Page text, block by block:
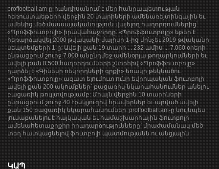
proffootball.am-ը հանդիսանում է մեր հանրապետության
հեռուստաեթերի վերջին 20 տարիների ամենառեյտինգային եւ
ամենից մեծ մասսայականություն վայելող հաղորդումներից՝
«Պրոֆֆուտբոլի» իրավահաջորդը: «Պրոֆֆուտբոլը» եթեր է
հեռարձակվել 2000 թվականի մայիսի 1-ից մինչեւ 2019 թվականի
սեպտեմբերի 1-ը: Ավելի քան 19 տարի ... 232 ամիս ... 7.060 օրերի
ընթացքում շուրջ 7.000 անընդմեջ ամենօրյա թողարկումների եւ
ավելի քան 8.500 հաղորդումների շնորհիվ «Պրոֆֆուտբոլը»
դարձել է «Գինեսի ռեկորդների գրքի» եռակի թեկնածու:
«Պրոֆֆուտբոլը» ազատ ելումուտ ունի եվրոպական ֆուտբոլի
ավելի քան 200 ակումբներ` բացառիկ նկարահանումներ անելու
բացառիկ թույլտվությամբ: Միայն վերջին 10 տարիների
ընթացքում շուրջ 40 էքսկլյուզիվ հրավերներ եւ արված ավելի
քան 150 բացառիկ նկարահանումներ: proffootball.am-ը նույնպես
լուսաբանելու է հայկական եւ համաշխարհային ֆուտբոլի
ամենահետաքրքիր իրադարձությունները՝ միաժամանակ մեծ
տեղ հատկացնելով ֆուտբոլի պատմությանն ու անցյալին:
ԿԱՊ